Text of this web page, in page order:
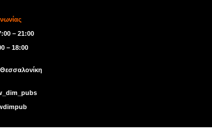
– 21:00
– 18:00
Θεσσαλονίκη